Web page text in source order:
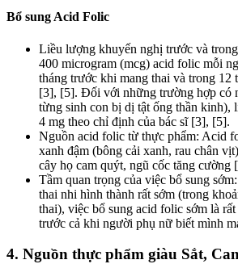
Bổ sung Acid Folic
Liều lượng khuyến nghị trước và
400 microgram (mcg) acid folic mỗi
tháng trước khi mang thai và trong 12
[3], [5]. Đối với những trường hợp có
từng sinh con bị dị tật ống thần kinh),
4 mg theo chỉ định của bác sĩ [3], [5].
Nguồn acid folic từ thực phẩm: Acid
xanh đậm (bông cải xanh, rau chân
cây họ cam quýt, ngũ cốc tăng cường
Tầm quan trọng của việc bổ sung
thai nhi hình thành rất sớm (trong
thai), việc bổ sung acid folic sớm là
trước cả khi người phụ nữ biết mình
4. Nguồn thực phẩm giàu Sắt,